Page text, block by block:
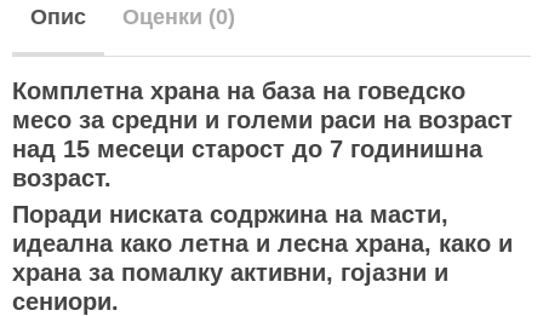
Опис Оценки (0)
Комплетна храна на база на говедско
месо за средни и големи раси на возраст
над 15 месеци старост до 7 годинишна
возраст.
Поради ниската содржина на масти,
идеална како летна и лесна храна, како и
храна за помалку активни, гојазни и
сениори.